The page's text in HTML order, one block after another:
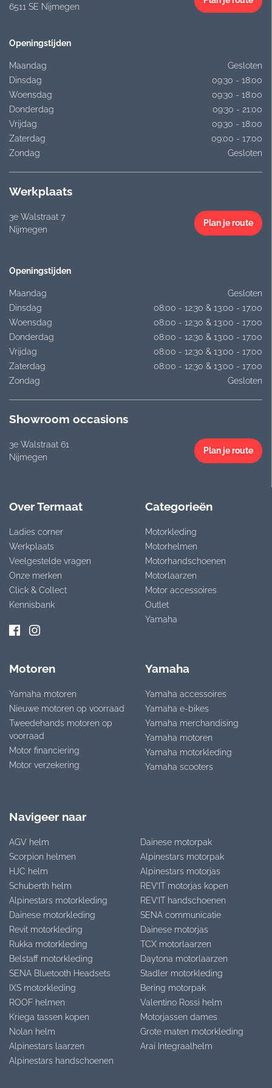
6511 SE Nijmegen
Openingstijden
Maandag
Gesloten
Dinsdag
09:30 - 18:00
Woensdag
09:30 - 18:00
Donderdag
09:30 - 21:00
Vrijdag
09:30 - 18:00
Zaterdag
09:00 - 17:00
Zondag
Gesloten
Werkplaats
3e Walstraat 7
Nijmegen
Plan je route
Openingstijden
Maandag
Gesloten
Dinsdag
08:00 - 12:30 & 13:00 - 17:00
Woensdag
08:00 - 12:30 & 13:00 - 17:00
Donderdag
08:00 - 12:30 & 13:00 - 17:00
Vrijdag
08:00 - 12:30 & 13:00 - 17:00
Zaterdag
08:00 - 12:30 & 13:00 - 17:00
Zondag
Gesloten
Showroom occasions
3e Walstraat 61
Nijmegen
Plan je route
Over Termaat
Ladies corner
Werkplaats
Veelgestelde vragen
Onze merken
Click & Collect
Kennisbank
Categorieën
Motorkleding
Motorhelmen
Motorhandschoenen
Motorlaarzen
Motor accessoires
Outlet
Yamaha
Motoren
Yamaha motoren
Nieuwe motoren op voorraad
Tweedehands motoren op
voorraad
Motor financiering
Motor verzekering
Yamaha
Yamaha accessoires
Yamaha e-bikes
Yamaha merchandising
Yamaha motoren
Yamaha motorkleding
Yamaha scooters
Navigeer naar
AGV helm
Scorpion helmen
HJC helm
Schuberth helm
Alpinestars motorkleding
Dainese motorkleding
Revit motorkleding
Rukka motorkleding
Belstaff motorkleding
SENA Bluetooth Headsets
IXS motorkleding
ROOF helmen
Kriega tassen kopen
Nolan helm
Alpinestars laarzen
Alpinestars handschoenen
Dainese motorpak
Alpinestars motorpak
Alpinestars motorjas
REV’IT motorjas kopen
REV’IT handschoenen
SENA communicatie
Dainese motorjas
TCX motorlaarzen
Daytona motorlaarzen
Stadler motorkleding
Bering motorpak
Valentino Rossi helm
Motorjassen dames
Grote maten motorkleding
Arai Integraalhelm